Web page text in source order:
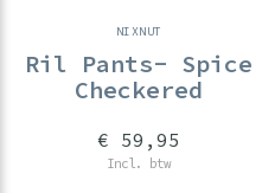
NIXNUT
Ril Pants- Spice
Checkered
€ 59,95
Incl. btw